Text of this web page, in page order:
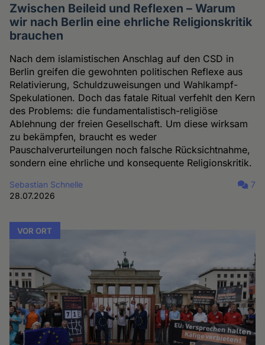
Zwischen Beileid und Reflexen – Warum
wir nach Berlin eine ehrliche Religionskritik
brauchen
Nach dem islamistischen Anschlag auf den CSD in
Berlin greifen die gewohnten politischen Reflexe aus
Relativierung, Schuldzuweisungen und Wahlkampf-
Spekulationen. Doch das fatale Ritual verfehlt den Kern
des Problems: die fundamentalistisch-religiöse
Ablehnung der freien Gesellschaft. Um diese wirksam
zu bekämpfen, braucht es weder
Pauschalverurteilungen noch falsche Rücksichtnahme,
sondern eine ehrliche und konsequente Religionskritik.
Sebastian Schnelle
28.07.2026
7
VOR ORT